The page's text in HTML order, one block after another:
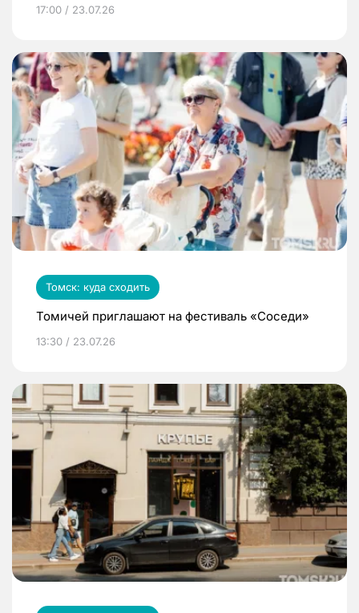
17:00 / 23.07.26
Томск: куда сходить
Томичей приглашают на фестиваль «Соседи»
13:30 / 23.07.26